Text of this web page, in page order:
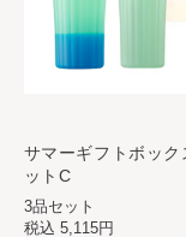
サマーギフトボック
ットC
3品セット
税込 5,115円